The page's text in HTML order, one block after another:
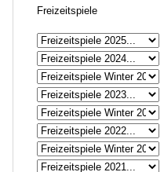
Freizeitspiele